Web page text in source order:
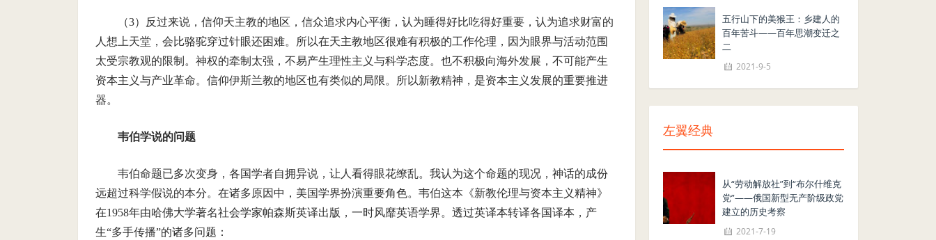
（3）反过来说，信仰天主教的地区，信众追求内心平衡，认为睡得好比吃得好重要，认为追求财富的
人想上天堂，会比骆驼穿过针眼还困难。所以在天主教地区很难有积极的工作伦理，因为眼界与活动范围
太受宗教观的限制。神权的牵制太强，不易产生理性主义与科学态度。也不积极向海外发展，不可能产生
资本主义与产业革命。信仰伊斯兰教的地区也有类似的局限。所以新教精神，是资本主义发展的重要推进
器。
韦伯学说的问题
韦伯命题已多次变身，各国学者自拥异说，让人看得眼花缭乱。我认为这个命题的现况，神话的成份
远超过科学假说的本分。在诸多原因中，美国学界扮演重要角色。韦伯这本《新教伦理与资本主义精神》
在1958年由哈佛大学著名社会学家帕森斯英译出版，一时风靡英语学界。透过英译本转译各国译本，产
生“多手传播”的诸多问题：
五行山下的美猴王：乡建人的
百年苦斗——百年思潮变迁之
二
2021-9-5
左翼经典
从“劳动解放社”到“布尔什维克
党”——俄国新型无产阶级政党
建立的历史考察
2021-7-19